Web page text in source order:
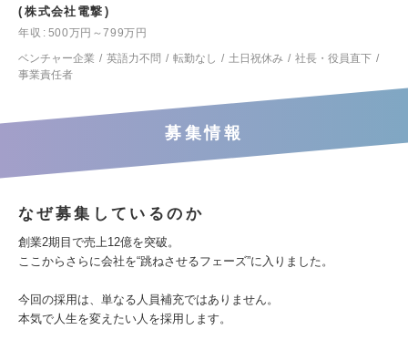
株式会社電撃
年収
500万円～799万円
ベンチャー企業
英語力不問 転勤なし 土日祝休み
社長・役員直下
事業責任者
募集情報
なぜ募集しているのか
創業2期目で売上12億を突破。
ここからさらに会社を“跳ねさせるフェーズ”に入りました。
今回の採用は、単なる人員補充ではありません。
本気で人生を変えたい人を採用します。